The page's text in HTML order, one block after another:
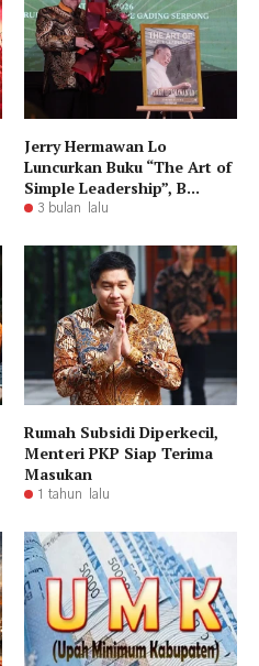
Jerry Hermawan Lo
Luncurkan Buku “The Art of
Simple Leadership”, B...
3 bulan lalu
Rumah Subsidi Diperkecil,
Menteri PKP Siap Terima
Masukan
1 tahun lalu